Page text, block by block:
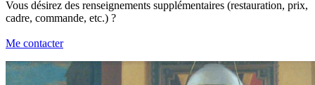
Vous désirez des renseignements supplémentaires (restauration, prix,
cadre, commande, etc.) ?
Me contacter